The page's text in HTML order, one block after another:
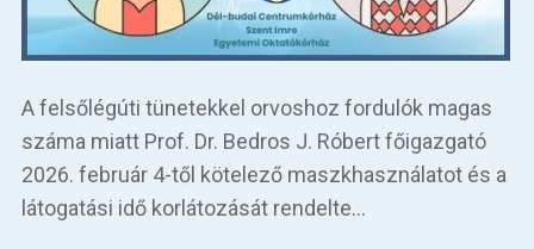
A felsőlégúti tünetekkel orvoshoz fordulók magas
száma miatt Prof. Dr. Bedros J. Róbert főigazgató
2026. február 4-től kötelező maszkhasználatot és a
látogatási idő korlátozását rendelte…